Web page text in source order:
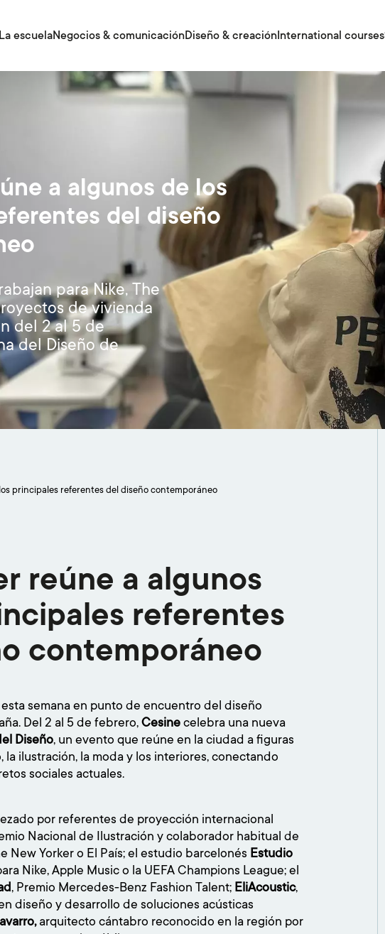
La escuelaNegocios & comunicaciónDiseño & creaciónInternational courses
a algunos de los
del diseño
para Nike, The
de vivienda
del 2 al 5 de
del Diseño de
principales referentes del diseño contemporáneo
reúne a algunos
referentes
contemporáneo
semana en punto de encuentro del diseño
Del 2 al 5 de febrero, Cesine celebra una nueva
Diseño, un evento que reúne en la ciudad a figuras
ilustración, la moda y los interiores, conectando
sociales actuales.
por referentes de proyección internacional
Nacional de Ilustración y colaborador habitual de
New Yorkero El País; el estudio barcelonés Estudio
Nike, Apple Music o la UEFA Champions League; el
, Premio Mercedes-Benz Fashion Talent; EliAcoustic,
diseño y desarrollo de soluciones acústicas
arquitecto cántabro reconocido en la región por